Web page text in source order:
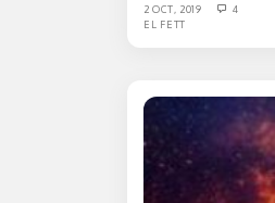
2 OCT, 2019
4
EL FETT